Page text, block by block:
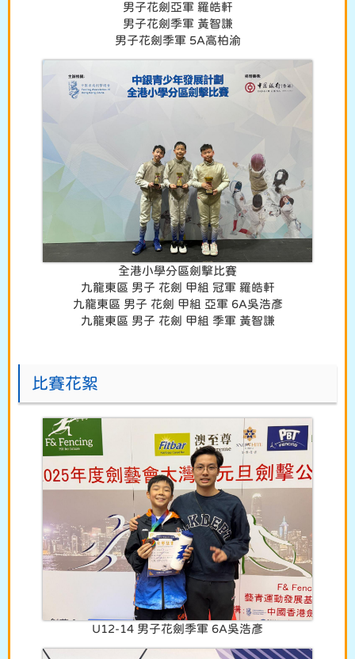
男子花劍亞軍 羅皓軒
男子花劍季軍 黃智謙
男子花劍季軍 5A高柏渝
全港小學分區劍擊比賽
九龍東區 男子 花劍 甲組 冠軍 羅皓軒
九龍東區 男子 花劍 甲組 亞軍 6A吳浩彥
九龍東區 男子 花劍 甲組 季軍 黃智謙
比賽花絮
U12-14 男子花劍季軍 6A吳浩彥